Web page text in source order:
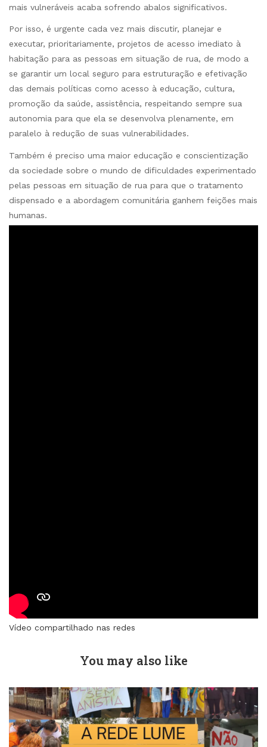
mais vulneráveis acaba sofrendo abalos significativos.
Por isso, é urgente cada vez mais discutir, planejar e
executar, prioritariamente, projetos de acesso imediato à
habitação para as pessoas em situação de rua, de modo a
se garantir um local seguro para estruturação e efetivação
das demais políticas como acesso à educação, cultura,
promoção da saúde, assistência, respeitando sempre sua
autonomia para que ela se desenvolva plenamente, em
paralelo à redução de suas vulnerabilidades.
Também é preciso uma maior educação e conscientização
da sociedade sobre o mundo de dificuldades experimentado
pelas pessoas em situação de rua para que o tratamento
dispensado e a abordagem comunitária ganhem feições mais
humanas.
Vídeo compartilhado nas redes
You may also like